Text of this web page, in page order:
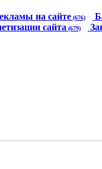
на сайте (676)
сайта (679)